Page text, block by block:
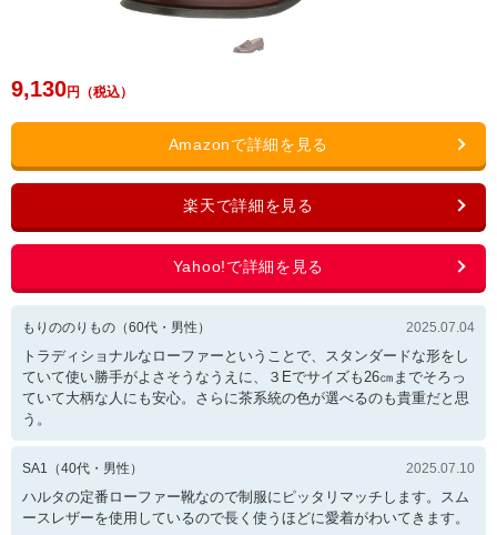
9,130
もりののりもの （60代・ 男性 ） 2025.07.04
トラディショナルなローファーということで、スタンダードな形をし
ていて使い勝手がよさそうなうえに、３Eでサイズも26㎝までそろっ
ていて大柄な人にも安心。さらに茶系統の色が選べるのも貴重だと思
う。
SA1 （40代・ 男性 ） 2025.07.10
ハルタの定番ローファー靴なので制服にピッタリマッチします。スム
ースレザーを使用しているので長く使うほどに愛着がわいてきます。